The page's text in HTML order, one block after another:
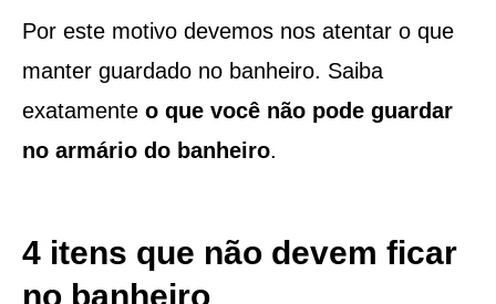
Por este motivo devemos nos atentar o que
manter guardado no banheiro. Saiba
exatamente o que você não pode guardar
no armário do banheiro.
4 itens que não devem ficar
no banheiro